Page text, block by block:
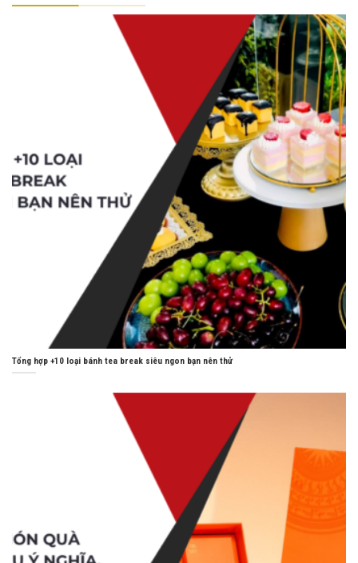
Tổng hợp +10 loại bánh tea break siêu ngon bạn nên thử